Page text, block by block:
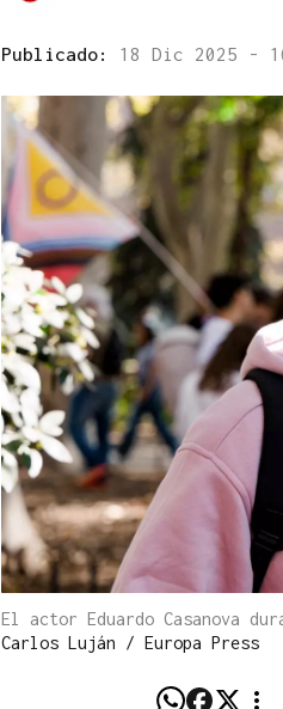
Publicado: 18 Dic 2025 -
El actor Eduardo Casanova
Carlos Luján / Europa Press